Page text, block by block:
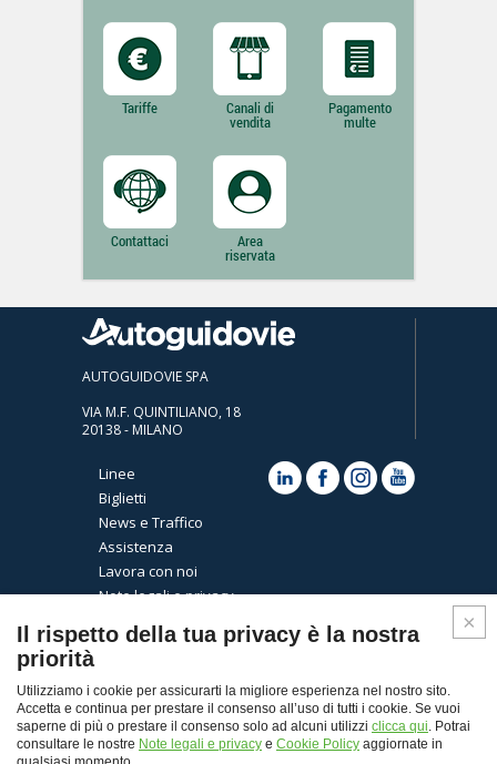
Tariffe Canali di
vendita
Pagamento
multe
Contattaci Area
riservata
AUTOGUIDOVIE SPA
VIA M.F. QUINTILIANO, 18
20138 - MILANO
Linee
Biglietti
News e Traffico
Assistenza
Lavora con noi
Note legali e privacy
Il rispetto della tua privacy è la nostra
priorità
Utilizziamo i cookie per assicurarti la migliore esperienza nel nostro sito.
Accetta e continua per prestare il consenso all’uso di tutti i cookie. Se vuoi
saperne di più o prestare il consenso solo ad alcuni utilizzi clicca qui. Potrai
consultare le nostre Note legali e privacy e Cookie Policy aggiornate in